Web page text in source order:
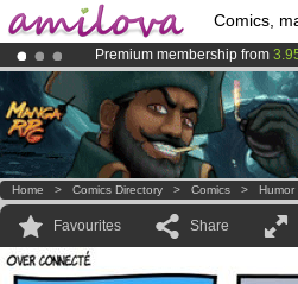
Comics,
Premium membership from
AmilovaKickstarter is now LIVE
Already 134393membersand
Home > Comics Directory > Comics > Humor
Favourites Share